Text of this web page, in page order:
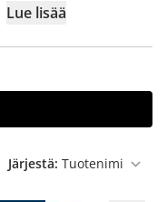
Lue lisää
Järjestä: